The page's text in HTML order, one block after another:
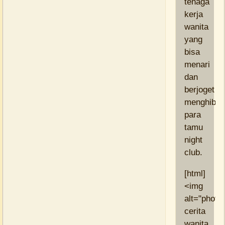
kerja
wanita
yang
bisa
menari
dan
berjoget
menghibur
para
tamu
night
club.
[html]
<img
alt="photo
cerita